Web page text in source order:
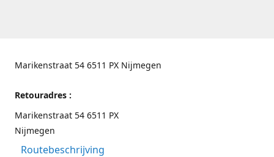
Marikenstraat 54 6511 PX Nijmegen
Retouradres :
Marikenstraat 54 6511 PX
Nijmegen
Routebeschrijving